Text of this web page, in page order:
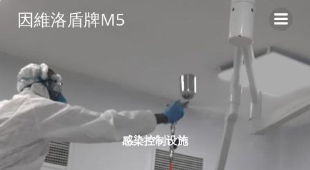
ス
キ
ッ
プ
因維洛盾牌M5
感染控制设施